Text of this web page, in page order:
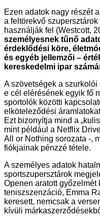
Ezen adatok nagy részét
a feltörekvő
használják fel (Westcott,
személyesnek tűnő
érdeklődési köre,
és egyéb jellemzői –
kereskedelmi ipar
A szövetségek a
e cél elérésének egyik fő
sportolók közötti
elköteleződési
Ezt bizonyítja mind a
mint például a Netflix
All or Nothing sorozata -,
fiókjainak pénzzé tétele.
A személyes adatok
sportszupersztárok
Openen aratott győzelmét
teniszszenzáció, Emma
keresett, nemcsak a
kívüli